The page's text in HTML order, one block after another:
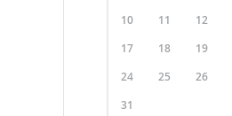
10
11 12
17
18 19
24
25 26
31